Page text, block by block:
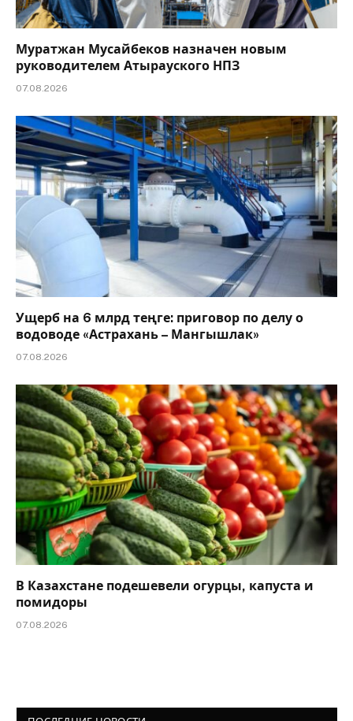
Муратжан Мусайбеков назначен новым
руководителем Атырауского НПЗ
07.08.2026
Ущерб на 6 млрд теңге: приговор по делу о
водоводе «Астрахань – Мангышлак»
07.08.2026
В Казахстане подешевели огурцы, капуста и
помидоры
07.08.2026